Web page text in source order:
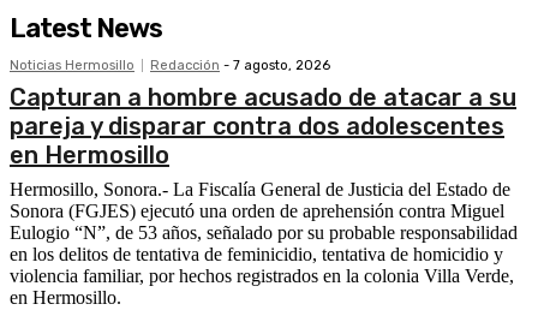
Latest News
Noticias Hermosillo Redacción - 7 agosto, 2026
Capturan a hombre acusado de atacar a su
pareja y disparar contra dos adolescentes
en Hermosillo
Hermosillo, Sonora.- La Fiscalía General de Justicia del Estado de
Sonora (FGJES) ejecutó una orden de aprehensión contra Miguel
Eulogio “N”, de 53 años, señalado por su probable responsabilidad
en los delitos de tentativa de feminicidio, tentativa de homicidio y
violencia familiar, por hechos registrados en la colonia Villa Verde,
en Hermosillo.